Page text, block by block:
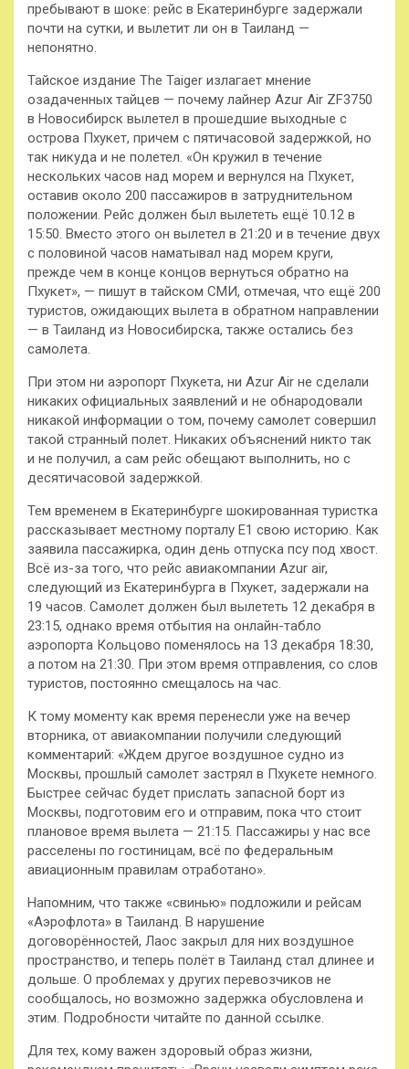
пребывают в шоке: рейс в Екатеринбурге задержали
почти на сутки, и вылетит ли он в Таиланд —
непонятно.
Тайское издание The Taiger излагает мнение
озадаченных тайцев — почему лайнер Azur Air ZF3750
в Новосибирск вылетел в прошедшие выходные с
острова Пхукет, причем с пятичасовой задержкой, но
так никуда и не полетел. «Он кружил в течение
нескольких часов над морем и вернулся на Пхукет,
оставив около 200 пассажиров в затруднительном
положении. Рейс должен был вылететь ещё 10.12 в
15:50. Вместо этого он вылетел в 21:20 и в течение двух
с половиной часов наматывал над морем круги,
прежде чем в конце концов вернуться обратно на
Пхукет», — пишут в тайском СМИ, отмечая, что ещё 200
туристов, ожидающих вылета в обратном направлении
— в Таиланд из Новосибирска, также остались без
самолета.
При этом ни аэропорт Пхукета, ни Azur Air не сделали
никаких официальных заявлений и не обнародовали
никакой информации о том, почему самолет совершил
такой странный полет. Никаких объяснений никто так
и не получил, а сам рейс обещают выполнить, но с
десятичасовой задержкой.
Тем временем в Екатеринбурге шокированная туристка
рассказывает местному порталу Е1 свою историю. Как
заявила пассажирка, один день отпуска псу под хвост.
Всё из-за того, что рейс авиакомпании Azur air,
следующий из Екатеринбурга в Пхукет, задержали на
19 часов. Самолет должен был вылететь 12 декабря в
23:15, однако время отбытия на онлайн-табло
аэропорта Кольцово поменялось на 13 декабря 18:30,
а потом на 21:30. При этом время отправления, со слов
туристов, постоянно смещалось на час.
К тому моменту как время перенесли уже на вечер
вторника, от авиакомпании получили следующий
комментарий: «Ждем другое воздушное судно из
Москвы, прошлый самолет застрял в Пхукете немного.
Быстрее сейчас будет прислать запасной борт из
Москвы, подготовим его и отправим, пока что стоит
плановое время вылета — 21:15. Пассажиры у нас все
расселены по гостиницам, всё по федеральным
авиационным правилам отработано».
Напомним, что также «свинью» подложили и рейсам
«Аэрофлота» в Таиланд. В нарушение
договорённостей, Лаос закрыл для них воздушное
пространство, и теперь полёт в Таиланд стал длинее и
дольше. О проблемах у других перевозчиков не
сообщалось, но возможно задержка обусловлена и
этим. Подробности читайте по данной ссылке.
Для тех, кому важен здоровый образ жизни,